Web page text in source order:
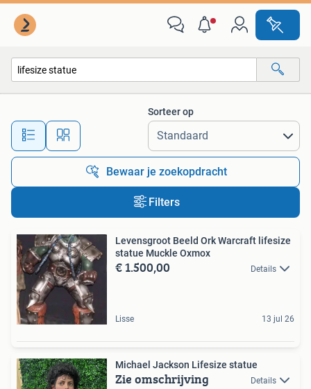
Alle afstanden…
Sorteer op
Bewaar je zoekopdracht
Filters
Levensgroot Beeld Ork Warcraft lifesize
statue Muckle Oxmox
€ 1.500,00 Details
Lisse 13 jul 26
Michael Jackson Lifesize statue
Zie omschrijving Details